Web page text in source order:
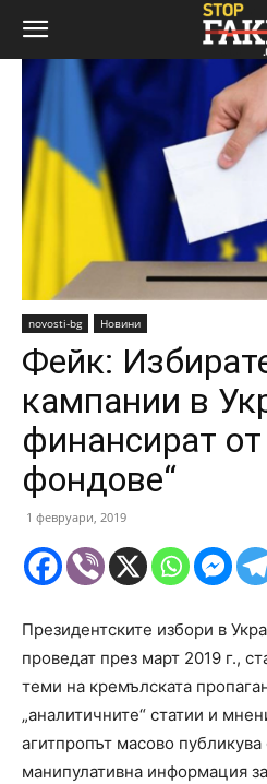
novosti-bg Новини
Фейк:
кампании в
финансират от
фондове“
1 февруари, 2019
Президентските избори в
проведат през март 2019 г.,
теми на кремълската
„аналитичните“ статии и
агитпропът масово
манипулативна информация